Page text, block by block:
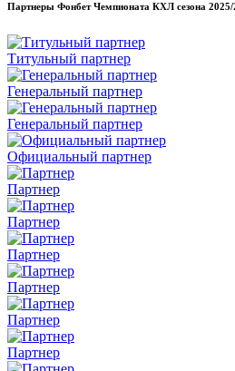
Партнеры Фонбет Чемпионата КХЛ сезона 2025/
Титульный партнер
Генеральный партнер
Генеральный партнер
Официальный партнер
Партнер
Партнер
Партнер
Партнер
Партнер
Партнер